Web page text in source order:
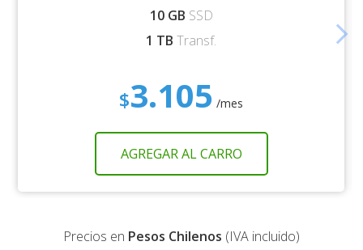
arrow_forward_ios
10 GB SSD
1 TB Transf.
$3.105 /mes
AGREGAR AL CARRO
Precios en Pesos Chilenos (IVA incluido)